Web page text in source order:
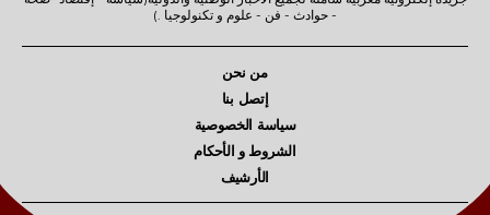
- حوادث - فن - علوم و تكنولوجيا .)
من نحن
إتصل بنا
سياسة الخصوصية
الشروط و الأحكام
الأرشيف